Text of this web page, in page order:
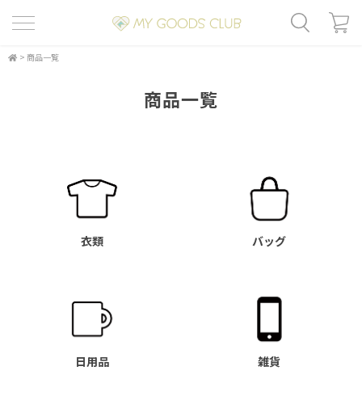
> 商品一覧
商品一覧
衣類 バッグ
日用品 雑貨